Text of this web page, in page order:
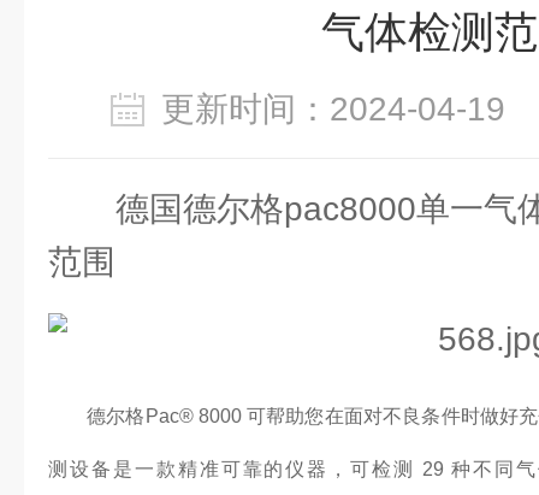
气体检测
更新时间：2024-04-
德国德尔格pac8000单一气
范围
德尔格Pac® 8000 可帮助您在面对不良条件时做好
测设备是一款精准可靠的仪器，可检测 29 种不同